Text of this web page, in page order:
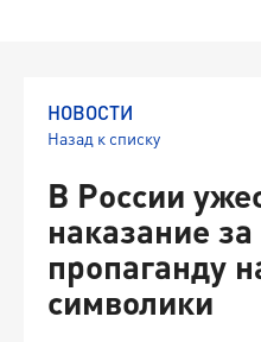
НОВОСТИ
Назад к списку
В России
наказание за
пропаганду
символики